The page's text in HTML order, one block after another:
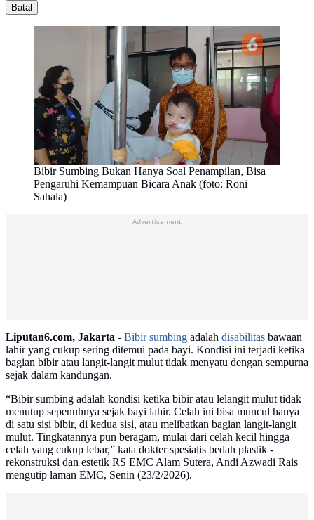
Batal
Bibir Sumbing Bukan Hanya Soal Penampilan, Bisa
Pengaruhi Kemampuan Bicara Anak (foto: Roni
Sahala)
Advertisement
Liputan6.com, Jakarta - Bibir sumbing adalah disabilitas bawaan
lahir yang cukup sering ditemui pada bayi. Kondisi ini terjadi ketika
bagian bibir atau langit-langit mulut tidak menyatu dengan sempurna
sejak dalam kandungan.
“Bibir sumbing adalah kondisi ketika bibir atau lelangit mulut tidak
menutup sepenuhnya sejak bayi lahir. Celah ini bisa muncul hanya
di satu sisi bibir, di kedua sisi, atau melibatkan bagian langit-langit
mulut. Tingkatannya pun beragam, mulai dari celah kecil hingga
celah yang cukup lebar,” kata dokter spesialis bedah plastik -
rekonstruksi dan estetik RS EMC Alam Sutera, Andi Azwadi Rais
mengutip laman EMC, Senin (23/2/2026).